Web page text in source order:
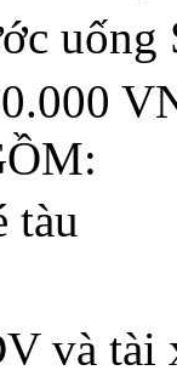
uống
tàu
và tài